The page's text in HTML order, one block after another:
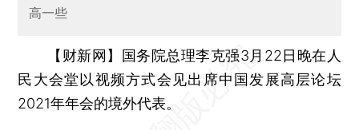
高一些
【财新网】
国务院总理李克强3月22日晚在人
民大会堂以视频方式会见出席中国发展高层论坛
2021年年会的境外代表。